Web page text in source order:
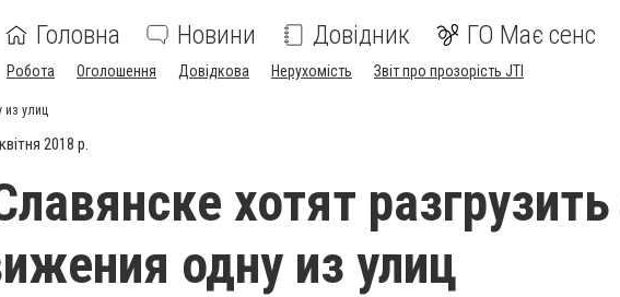
Головна Новини Довідник ГО Має сенс
Робота Оголошення Довідкова Нерухомість Звіт про прозорість JTI
из улиц
2018 р.
хотят
одну из улиц